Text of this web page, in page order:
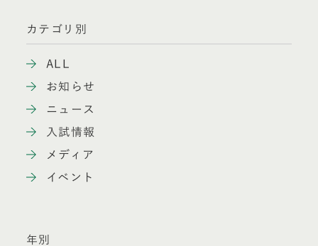
カテゴリ別
ALL
お知らせ
ニュース
入試情報
メディア
イベント
年別